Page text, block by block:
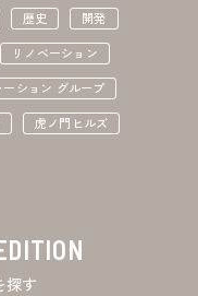
歴史
開発
リノベーション
ション グループ
虎ノ門ヒルズ
探す